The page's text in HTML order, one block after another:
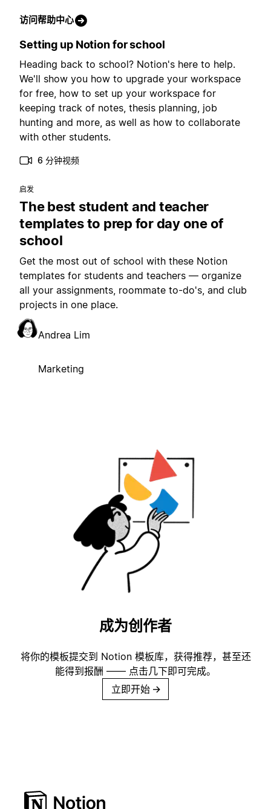
访问帮助中心
Setting up Notion for school
Heading back to school? Notion's here to help.
We'll show you how to upgrade your workspace
for free, how to set up your workspace for
keeping track of notes, thesis planning, job
hunting and more, as well as how to collaborate
with other students.
6 分钟视频
启发
The best student and teacher
templates to prep for day one of
school
Get the most out of school with these Notion
templates for students and teachers — organize
all your assignments, roommate to-do's, and club
projects in one place.
Andrea Lim
Marketing
成为创作者
将你的模板提交到 Notion 模板库，获得推荐，甚至还
能得到报酬 —— 点击几下即可完成。
立即开始 →